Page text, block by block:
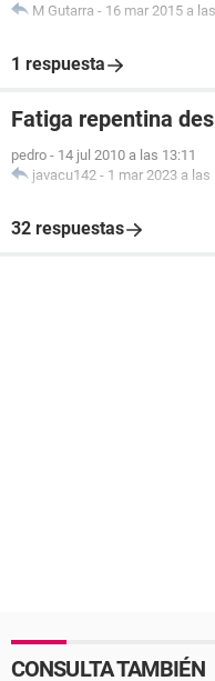
M Gutarra - 16 mar 2015 a
1 respuesta
Fatiga repentina
pedro - 14 jul 2010 a las 13:11
javacu142 - 1 mar 2023 a las
32 respuestas
CONSULTA TAMBIÉN